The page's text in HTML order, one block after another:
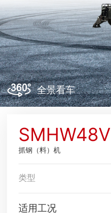
全景看车
SMHW48V
抓钢（料）机
类型
适用工况